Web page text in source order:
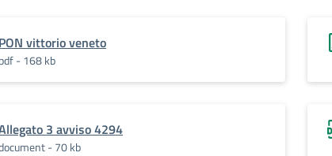
vittorio veneto
- 168 kb
3 avviso 4294
- 70 kb